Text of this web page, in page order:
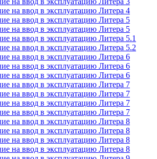
на ввод в эксплуатацию Литера 4
на ввод в эксплуатацию Литера 5
на ввод в эксплуатацию Литера 5
на ввод в эксплуатацию Литера 5.1
на ввод в эксплуатацию Литера 5.2
на ввод в эксплуатацию Литера 6
на ввод в эксплуатацию Литера 6
на ввод в эксплуатацию Литера 6
на ввод в эксплуатацию Литера 7
на ввод в эксплуатацию Литера 7
на ввод в эксплуатацию Литера 7
на ввод в эксплуатацию Литера 7
на ввод в эксплуатацию Литера 8
на ввод в эксплуатацию Литера 8
на ввод в эксплуатацию Литера 8
на ввод в эксплуатацию Литера 8